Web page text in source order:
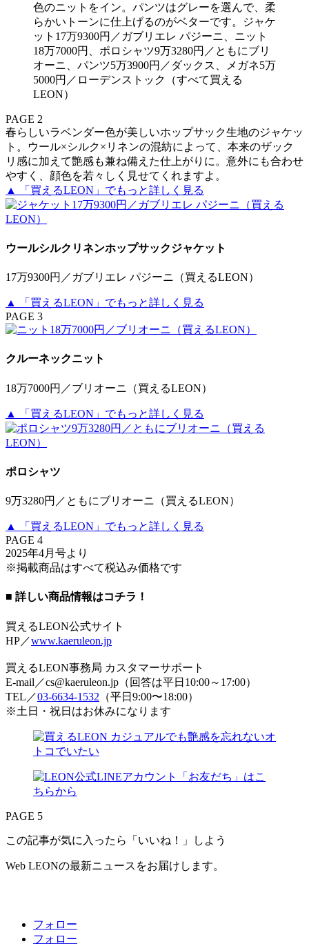
色のニットをイン。パンツはグレーを選んで、柔
らかいトーンに仕上げるのがベターです。ジャケ
ット17万9300円／ガブリエレ パジーニ、ニット
18万7000円、ポロシャツ9万3280円／ともにブリ
オーニ、パンツ5万3900円／ダックス、メガネ5万
5000円／ローデンストック（すべて買える
LEON）
PAGE 2
春らしいラベンダー色が美しいホップサック生地のジャケッ
ト。ウール×シルク×リネンの混紡によって、本来のザック
リ感に加えて艶感も兼ね備えた仕上がりに。意外にも合わせ
やすく、顔色を若々しく見せてくれますよ。
▲ 「買えるLEON」でもっと詳しく見る
ウールシルクリネンホップサックジャケット
17万9300円／ガブリエレ パジーニ（買えるLEON）
▲ 「買えるLEON」でもっと詳しく見る
PAGE 3
クルーネックニット
18万7000円／ブリオーニ（買えるLEON）
▲ 「買えるLEON」でもっと詳しく見る
ポロシャツ
9万3280円／ともにブリオーニ（買えるLEON）
▲ 「買えるLEON」でもっと詳しく見る
PAGE 4
2025年4月号より
※掲載商品はすべて税込み価格です
■ 詳しい商品情報はコチラ！
買えるLEON公式サイト
HP／www.kaeruleon.jp
買えるLEON事務局 カスタマーサポート
E-mail／cs@kaeruleon.jp（回答は平日10:00～17:00）
TEL／03-6634-1532 （平日9:00〜18:00）
※土日・祝日はお休みになります
PAGE 5
この記事が気に入ったら「いいね！」しよう
Web LEONの最新ニュースをお届けします。
フォロー
フォロー